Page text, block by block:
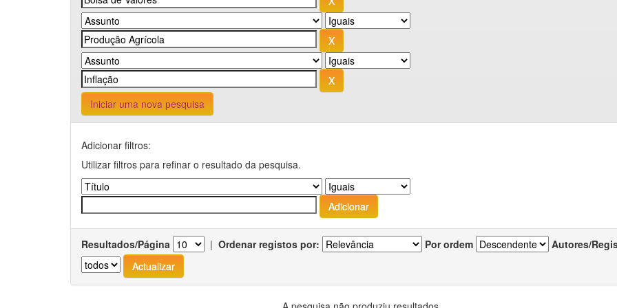
Iniciar uma nova pesquisa
Adicionar filtros:
Utilizar filtros para refinar o resultado da pesquisa.
Resultados/Página | Ordenar registos por: Por ordem Autores/